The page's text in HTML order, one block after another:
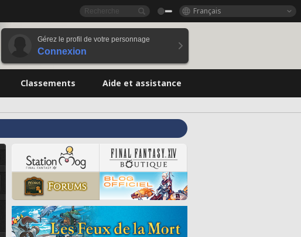
Français
Gérez le profil de votre personnage
Connexion
Classements Aide et assistance